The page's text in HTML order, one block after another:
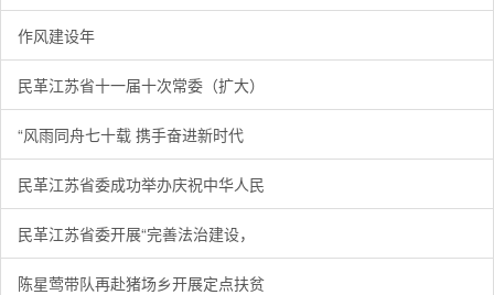
作风建设年
民革江苏省十一届十次常委（扩大）
“风雨同舟七十载 携手奋进新时代
民革江苏省委成功举办庆祝中华人民
民革江苏省委开展“完善法治建设，
陈星莺带队再赴猪场乡开展定点扶贫